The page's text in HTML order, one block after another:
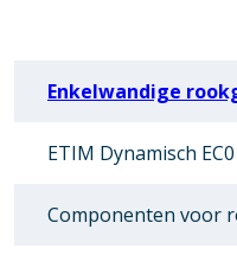
Enkelwandige
ETIM Dynamisch
Componenten voor